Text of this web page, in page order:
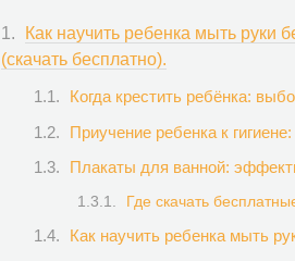
Как научить ребенка мыть руки
(скачать бесплатно).
Когда крестить ребёнка:
Приучение ребенка к
Плакаты для ванной:
Где скачать
Как научить ребенка мыть